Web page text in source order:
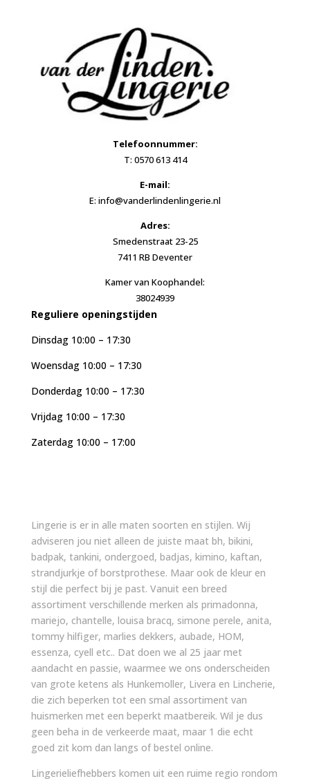
Telefoonnummer:
T: 0570 613 414
E-mail:
E: info@vanderlindenlingerie.nl
Adres:
Smedenstraat 23-25
7411 RB Deventer
Kamer van Koophandel:
38024939
Reguliere openingstijden
Dinsdag 10:00 – 17:30
Woensdag 10:00 – 17:30
Donderdag 10:00 – 17:30
Vrijdag 10:00 – 17:30
Zaterdag 10:00 – 17:00
Lingerie is er in alle maten soorten en stijlen. Wij
adviseren jou niet alleen de juiste maat bh, bikini,
badpak, tankini, ondergoed, badjas, kimino, kaftan,
strandjurkje of borstprothese. Maar ook de kleur en
stijl die perfect bij je past. Vanuit een breed
assortiment verschillende merken als primadonna,
mariejo, chantelle, louisa bracq, simone perele, anita,
tommy hilfiger, marlies dekkers, aubade, HOM,
essenza, cyell etc.. Dat doen we al 25 jaar met
aandacht en passie, waarmee we ons onderscheiden
van grote ketens als Hunkemoller, Livera en Lincherie,
die zich beperken tot een smal assortiment van
huismerken met een beperkt maatbereik. Wil je dus
geen beha in de verkeerde maat, maar 1 die echt
goed zit kom dan langs of bestel online.
Lingerieliefhebbers komen uit een ruime regio rondom